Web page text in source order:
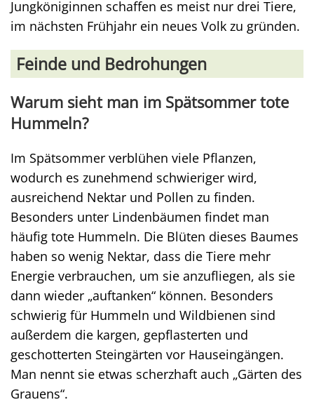
Jungköniginnen schaffen es meist nur drei Tiere,
im nächsten Frühjahr ein neues Volk zu gründen.
Feinde und Bedrohungen
Warum sieht man im Spätsommer tote
Hummeln?
Im Spätsommer verblühen viele Pflanzen,
wodurch es zunehmend schwieriger wird,
ausreichend Nektar und Pollen zu finden.
Besonders unter Lindenbäumen findet man
häufig tote Hummeln. Die Blüten dieses Baumes
haben so wenig Nektar, dass die Tiere mehr
Energie verbrauchen, um sie anzufliegen, als sie
dann wieder „auftanken“ können. Besonders
schwierig für Hummeln und Wildbienen sind
außerdem die kargen, gepflasterten und
geschotterten Steingärten vor Hauseingängen.
Man nennt sie etwas scherzhaft auch „Gärten des
Grauens“.